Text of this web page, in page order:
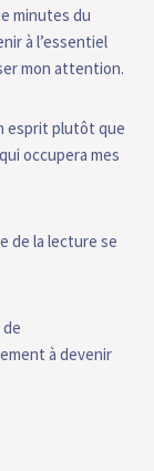
minutes du
à l’essentiel
mon attention.
esprit plutôt que
occupera mes
de la lecture se
à devenir